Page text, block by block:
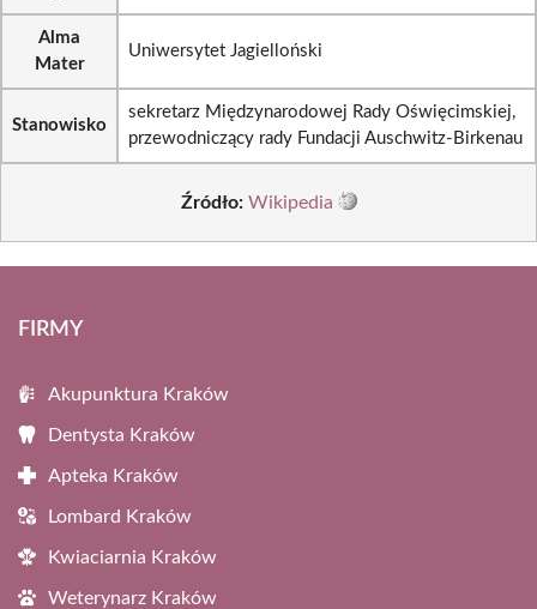
Alma
Mater
Uniwersytet Jagielloński
Stanowisko
sekretarz Międzynarodowej Rady Oświęcimskiej,
przewodniczący rady Fundacji Auschwitz-Birkenau
Źródło: Wikipedia
FIRMY
Akupunktura Kraków
Dentysta Kraków
Apteka Kraków
Lombard Kraków
Kwiaciarnia Kraków
Weterynarz Kraków